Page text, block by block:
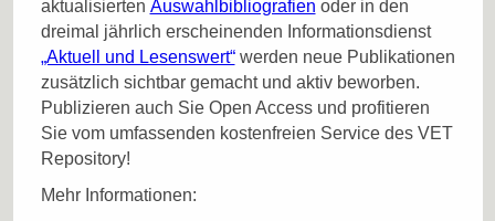
aktualisierten Auswahlbibliografien oder in den
dreimal jährlich erscheinenden Informationsdienst
„Aktuell und Lesenswert“werden neue Publikationen
zusätzlich sichtbar gemacht und aktiv beworben.
Publizieren auch Sie Open Access und profitieren
Sie vom umfassenden kostenfreien Service des VET
Repository!
Mehr Informationen: